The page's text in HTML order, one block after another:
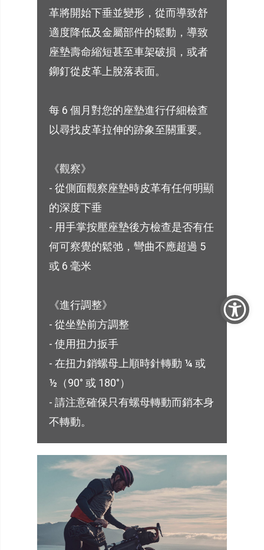
革將開始下垂並變形，從而導致舒
適度降低及金屬部件的鬆動，導致
座墊壽命縮短甚至車架破損，或者
鉚釘從皮革上脫落表面。
每 6 個月對您的座墊進行仔細檢查
以尋找皮革拉伸的跡象至關重要。
《觀察》
- 從側面觀察座墊時皮革有任何明顯
的深度下垂
- 用手掌按壓座墊後方檢查是否有任
何可察覺的鬆弛，彎曲不應超過 5
或 6 毫米
《進行調整》
- 從坐墊前方調整
- 使用扭力扳手
- 在扭力銷螺母上順時針轉動 ¼ 或
½（90° 或 180°）
- 請注意確保只有螺母轉動而銷本身
不轉動。